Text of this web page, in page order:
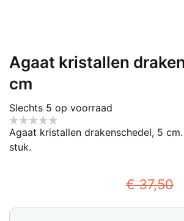
Agaat kristallen
cm
Slechts 5 op voorraad
Agaat kristallen drakenschedel, 5
stuk.
€37,50
Agaat